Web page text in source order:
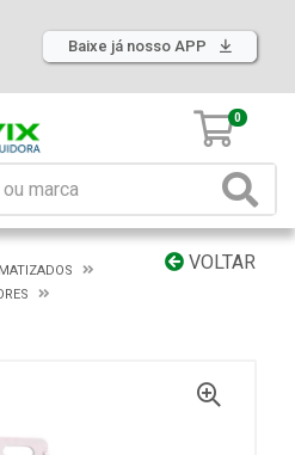
Baixe já nosso APP
0
VOLTAR